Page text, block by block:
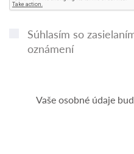
Súhlasím so
oznámení
Vaše osobné údaje